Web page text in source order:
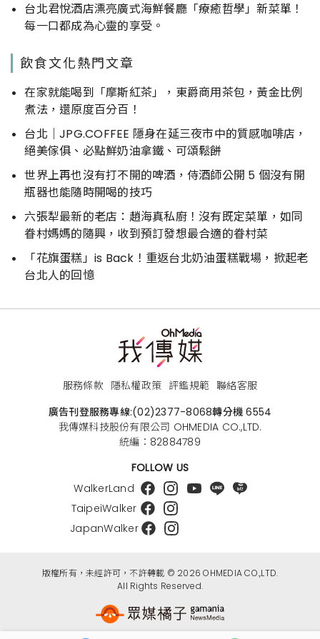
台北君悅酒店漂亮廣式海鮮餐廳「療癒哲學」新菜單！
每一口都成為心靈的享受。
飲食文化熱門文章
在家就能喝到「摩斯紅茶」，東爵商用茶包，黃金比例
煮法，還原度百分百！
台北｜JPG.COFFEE 隱身在延三夜市中的質感咖啡店，
絕美傢俱、必點鮮奶油拿鐵、可頌鬆餅
世界上再也沒有打不開的啤酒，侍酒師公開 5 個沒有開
瓶器也能隨時開喝的技巧
六張犁最新的老店：趙海真私廚！沒有既定菜單，如同
眷村媽媽的隨興，收到預訂發想最合適的眷村菜
「花旗蛋糕」is Back！重返台北奶油蛋糕戰場，掀起老
台北人的回憶
服務條款 隱私權政策 評鑑規範 聯絡客服
廣告刊登服務專線:(02)2377-8068轉分機 6554
我傳媒科技股份有限公司 OHMEDIA CO.,LTD.
統編：82884789
FOLLOW US
WalkerLand
TaipeiWalker
JapanWalker
版權所有，未經許可，不許轉載 © 2026 OHMEDIA CO.,LTD.
All Rights Reserved.